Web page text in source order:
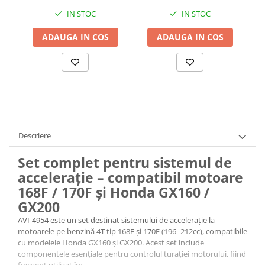
Accesorii baterii sanitare
Accesorii chiuvete
Baterii sanitare cu incalzire instant
Fitinguri si accesorii
Termometre Meteo
Gradina - Gradinarit
Accesorii fierastraie cu lant
Accesorii fierastraie electrice
Accesorii irigare
Accesorii pompe de apa
Accesorii unelte gradinarit
Articole antidaunatori gradina
5800, AVI-5298
IN STOC
ADAUGA IN COS
IN STOC
ADAUGA IN COS
Descriere
Set complet pentru sistemul de
accelerație – compatibil motoare
168F / 170F și Honda GX160 /
GX200
AVI-4954 este un set destinat sistemului de accelerație la
motoarele pe benzină 4T tip 168F și 170F (196–212cc), compatibile
cu modelele Honda GX160 și GX200. Acest set include
componentele esențiale pentru controlul turației motorului, fiind